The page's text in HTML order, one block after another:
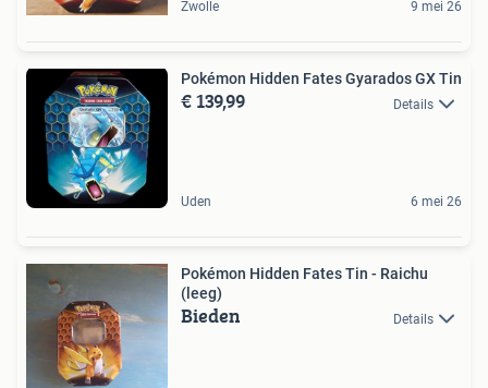
Zwolle 9 mei 26
Pokémon Hidden Fates Gyarados GX Tin
€ 139,99 Details
Uden 6 mei 26
Pokémon Hidden Fates Tin - Raichu
(leeg)
Bieden Details